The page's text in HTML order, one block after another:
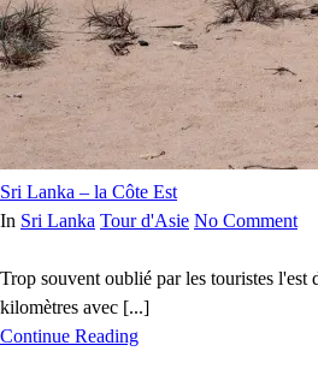
Sri Lanka – la Côte Est
In Sri Lanka Tour d'Asie No Comment
Trop souvent oublié par les touristes l'est
kilomètres avec [...]
Continue Reading